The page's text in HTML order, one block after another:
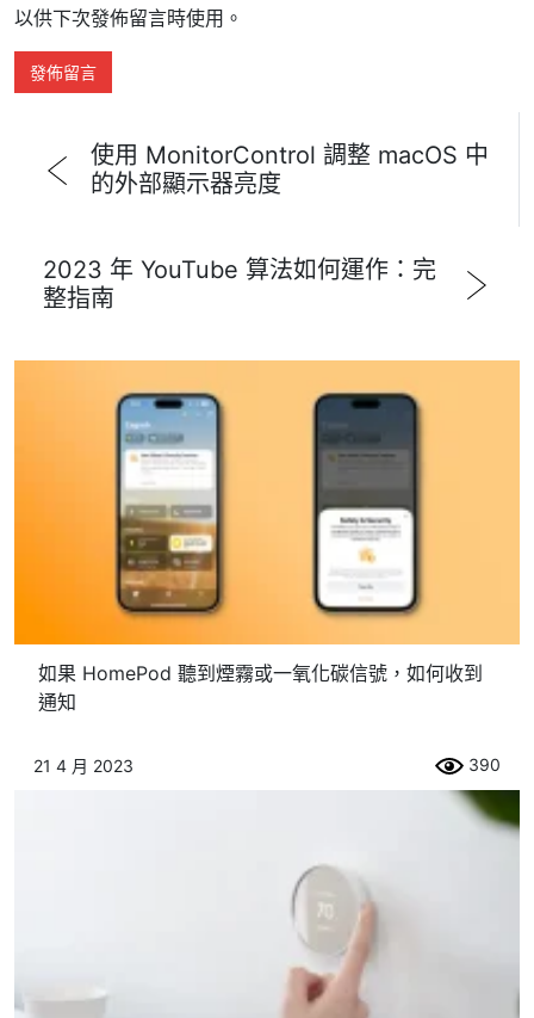
以供下次發佈留言時使用。
使用 MonitorControl 調整 macOS 中
的外部顯示器亮度
2023 年 YouTube 算法如何運作：完
整指南
如果 HomePod 聽到煙霧或一氧化碳信號，如何收到
通知
21 4 月 2023 390